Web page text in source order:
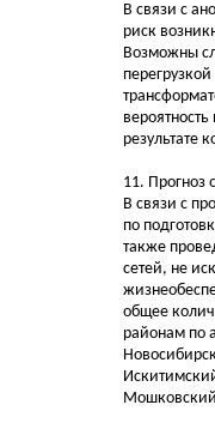
В связи с
риск
Возможны
результате
11. Прогноз
В связи с
по
также
сетей, не
общее
районам по